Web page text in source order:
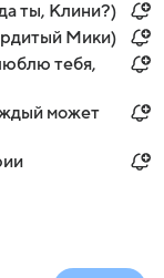
ты, Клини?)
Мики)
тебя,
может